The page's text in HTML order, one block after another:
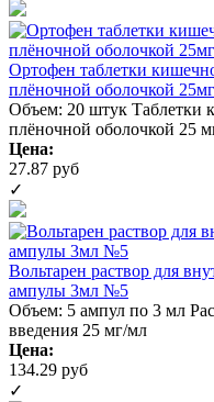
Ортофен таблетки
плёночной оболочкой
Объем: 20 штук Таблетки
плёночной оболочкой 25
Цена:
27.87 руб
✓
Вольтарен раствор для
ампулы 3мл №5
Объем: 5 ампул по 3 мл
введения 25 мг/мл
Цена:
134.29 руб
✓